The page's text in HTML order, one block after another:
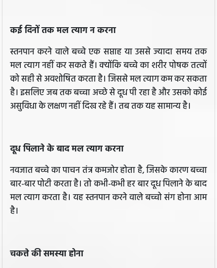
कई दिनों तक मल त्याग न करना
स्तनपान करने वाले बच्चे एक सप्ताह या उससे ज्यादा समय तक
मल त्याग नहीं कर सकते हैं। क्योंकि बच्चे का शरीर पोषक तत्वों
को सही से अवशोषित करता है। जिससे मल त्याग कम कर सकता
है। इसलिए जब तक बच्चा अच्छे से दूध पी रहा है और उसको कोई
असुविधा के लक्षण नहीं दिख रहे हैं। तब तक यह सामान्य है।
दूध पिलाने के बाद मल त्याग करना
नवजात बच्चे का पाचन तंत्र कमजोर होता है, जिसके कारण बच्चा
बार-बार पोटी करता है। तो कभी-कभी हर बार दूध पिलाने के बाद
मल त्याग करता है। यह स्तनपान करने वाले बच्चो संग होना आम
है।
चकत्ते की समस्या होना